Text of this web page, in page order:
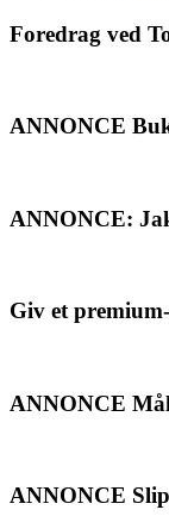
Foredrag ved
ANNONCE
ANNONCE:
Giv et
ANNONCE
ANNONCE